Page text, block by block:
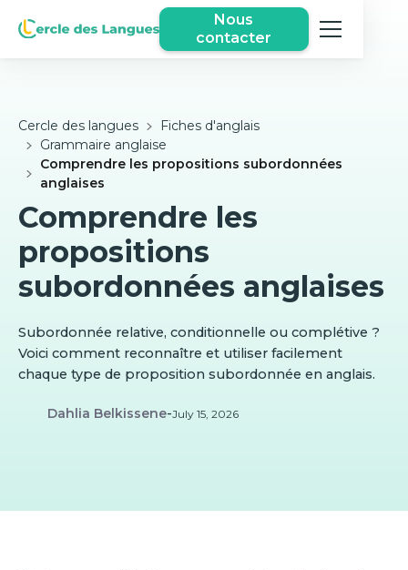
Nous
contacter
Cercle des langues
Fiches d'anglais
Grammaire anglaise
Comprendre les propositions subordonnées
anglaises
Comprendre les
propositions
subordonnées anglaises
Subordonnée relative, conditionnelle ou complétive ?
Voici comment reconnaître et utiliser facilement
chaque type de proposition subordonnée en anglais.
Dahlia Belkissene-July 15, 2026